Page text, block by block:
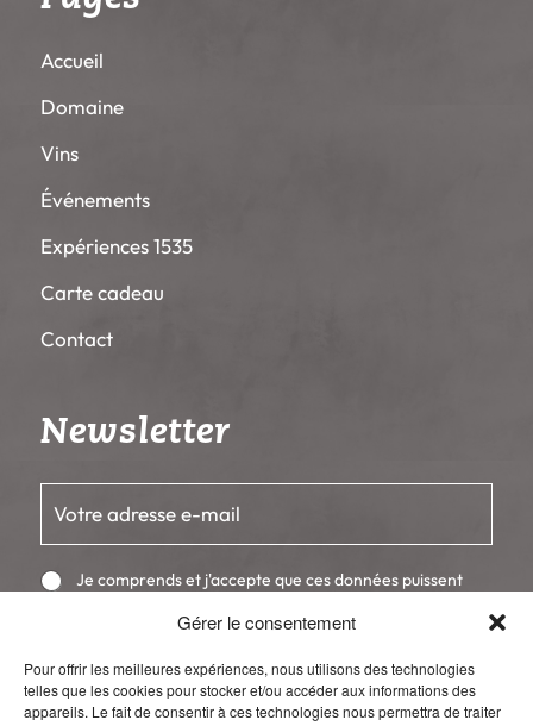
Gérer le consentement
Pour offrir les meilleures expériences, nous utilisons des technologies
telles que les cookies pour stocker et/ou accéder aux informations des
appareils. Le fait de consentir à ces technologies nous permettra de traiter
Accueil
Domaine
Vins
Événements
Expériences 1535
Carte cadeau
Contact
Newsletter
iC
x
m
u
Je comprends et j'accepte que ces données puissent
S'inscrire